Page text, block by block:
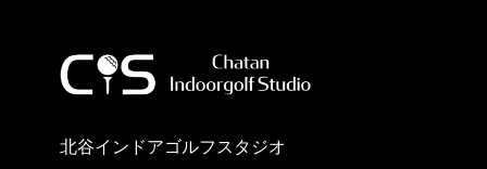
北谷インドアゴルフスタジオ